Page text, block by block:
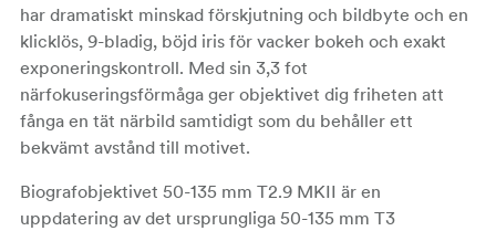
har dramatiskt minskad förskjutning och bildbyte och en
klicklös, 9-bladig, böjd iris för vacker bokeh och exakt
exponeringskontroll. Med sin 3,3 fot
närfokuseringsförmåga ger objektivet dig friheten att
fånga en tät närbild samtidigt som du behåller ett
bekvämt avstånd till motivet.
Biografobjektivet 50-135 mm T2.9 MKII är en
uppdatering av det ursprungliga 50-135 mm T3